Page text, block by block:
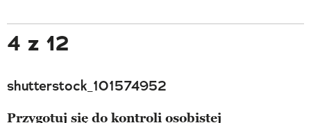
4 z 12
shutterstock_101574952
Przygotuj się do kontroli osobistej